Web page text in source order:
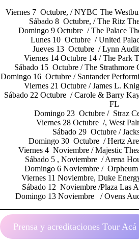
Viernes 7 Octubre, / NYBC The
Sábado 8 Octubre, / The Ritz
Domingo 9 Octubre / The Palace
Lunes 10 Octubre / United
Jueves 13 Octubre / Lynn
Viernes 14 Octubre 14 / The Park
Sábado 15 Octubre / The Strathmore
Domingo 16 Octubre / Santander
Viernes 21 Octubre / James L.
Sábado 22 Octubre / Carole & Barry
FL
Domingo 23 Octubre / Straz
Viernes 28 Octubre /, West
Sábado 29 Octubre /
Domingo 30 Octubre / Hertz
Viernes 4 Noviembre / Majestic
Sábado 5 , Noviembre / Arena
Domingo 6 Noviembre /
Viernes 11 Noviembre, Duke
Sábado 12 Noviembre /Plaza Las
Domingo 13 Noviembre / Ovens
Prensa y acreditaciones Tour Acá